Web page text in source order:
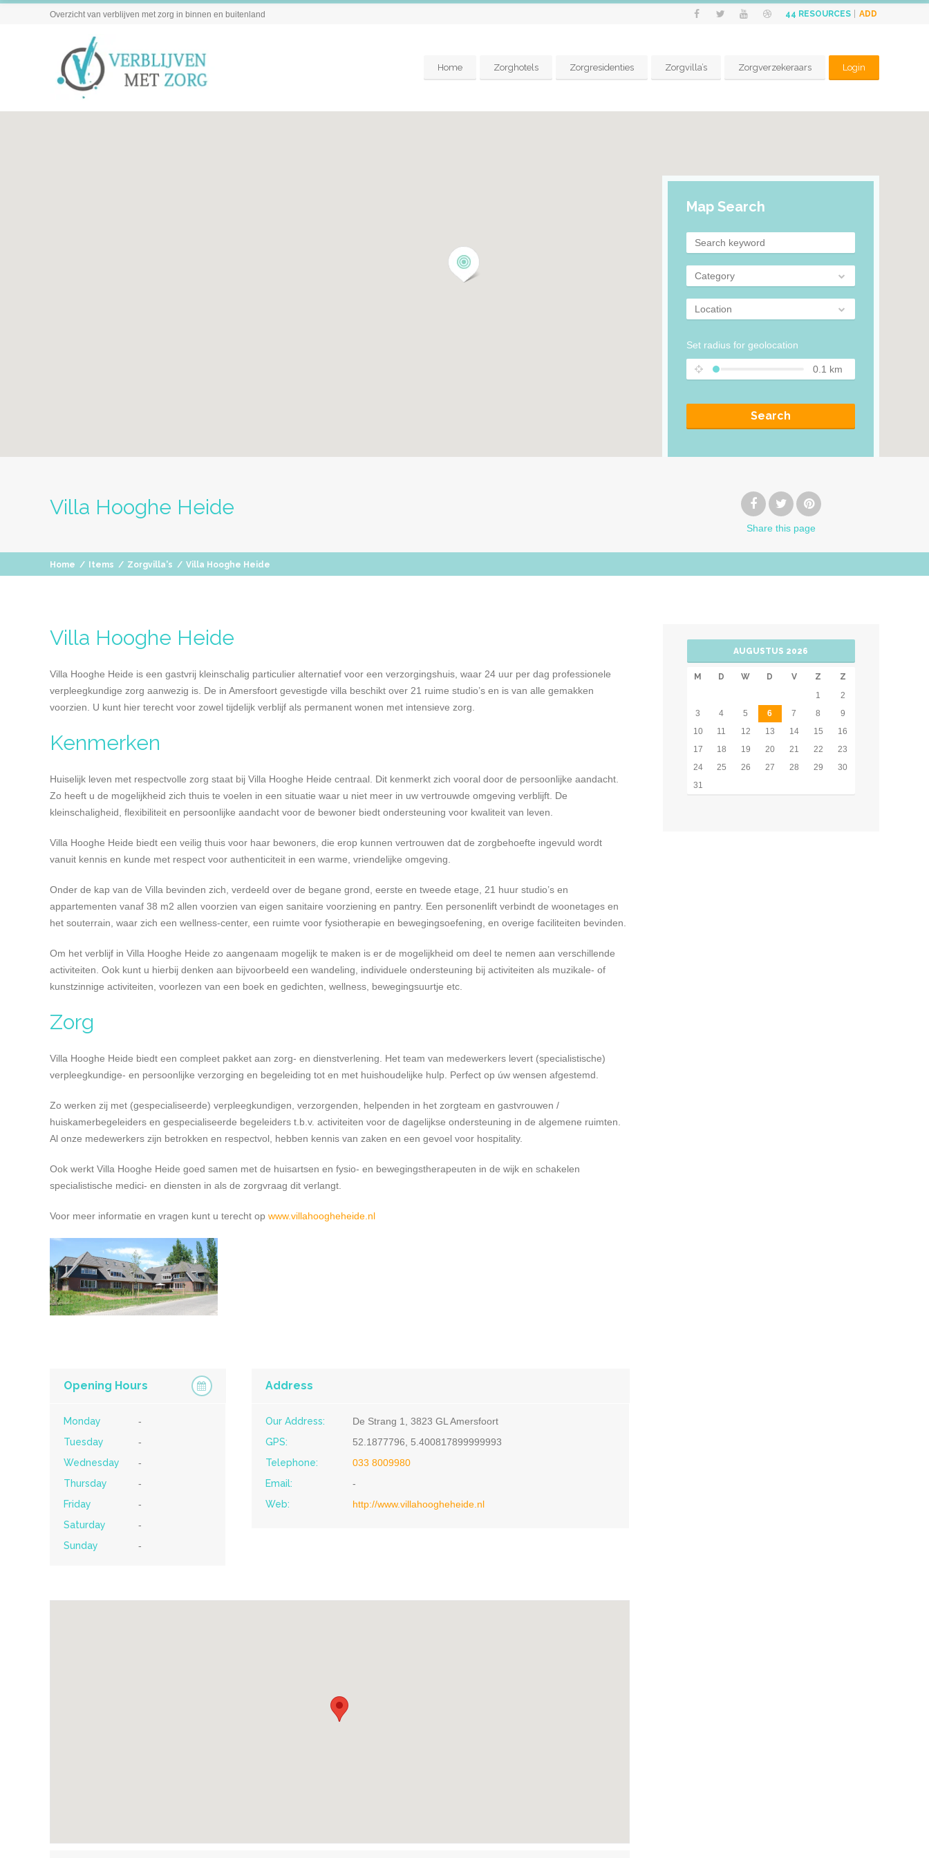
44 RESOURCES ADD
Overzicht van verblijven met zorg in binnen en buitenland
Home Zorghotels Zorgresidenties Zorgvilla’s Zorgverzekeraars Login
Map Search
Category
Location
Set radius for geolocation
0.1 km
Search
Villa Hooghe Heide
Share this page
Home / Items / Zorgvilla's / Villa Hooghe Heide
Villa Hooghe Heide
Villa Hooghe Heide is een gastvrij kleinschalig particulier alternatief voor een verzorgingshuis, waar 24 uur per dag professionele
verpleegkundige zorg aanwezig is. De in Amersfoort gevestigde villa beschikt over 21 ruime studio’s en is van alle gemakken
voorzien. U kunt hier terecht voor zowel tijdelijk verblijf als permanent wonen met intensieve zorg.
Kenmerken
Huiselijk leven met respectvolle zorg staat bij Villa Hooghe Heide centraal. Dit kenmerkt zich vooral door de persoonlijke aandacht.
Zo heeft u de mogelijkheid zich thuis te voelen in een situatie waar u niet meer in uw vertrouwde omgeving verblijft. De
kleinschaligheid, flexibiliteit en persoonlijke aandacht voor de bewoner biedt ondersteuning voor kwaliteit van leven.
Villa Hooghe Heide biedt een veilig thuis voor haar bewoners, die erop kunnen vertrouwen dat de zorgbehoefte ingevuld wordt
vanuit kennis en kunde met respect voor authenticiteit in een warme, vriendelijke omgeving.
Onder de kap van de Villa bevinden zich, verdeeld over de begane grond, eerste en tweede etage, 21 huur studio’s en
appartementen vanaf 38 m2 allen voorzien van eigen sanitaire voorziening en pantry. Een personenlift verbindt de woonetages en
het souterrain, waar zich een wellness-center, een ruimte voor fysiotherapie en bewegingsoefening, en overige faciliteiten bevinden.
Om het verblijf in Villa Hooghe Heide zo aangenaam mogelijk te maken is er de mogelijkheid om deel te nemen aan verschillende
activiteiten. Ook kunt u hierbij denken aan bijvoorbeeld een wandeling, individuele ondersteuning bij activiteiten als muzikale- of
kunstzinnige activiteiten, voorlezen van een boek en gedichten, wellness, bewegingsuurtje etc.
Zorg
Villa Hooghe Heide biedt een compleet pakket aan zorg- en dienstverlening. Het team van medewerkers levert (specialistische)
verpleegkundige- en persoonlijke verzorging en begeleiding tot en met huishoudelijke hulp. Perfect op úw wensen afgestemd.
Zo werken zij met (gespecialiseerde) verpleegkundigen, verzorgenden, helpenden in het zorgteam en gastvrouwen /
huiskamerbegeleiders en gespecialiseerde begeleiders t.b.v. activiteiten voor de dagelijkse ondersteuning in de algemene ruimten.
Al onze medewerkers zijn betrokken en respectvol, hebben kennis van zaken en een gevoel voor hospitality.
Ook werkt Villa Hooghe Heide goed samen met de huisartsen en fysio- en bewegingstherapeuten in de wijk en schakelen
specialistische medici- en diensten in als de zorgvraag dit verlangt.
Voor meer informatie en vragen kunt u terecht op www.villahoogheheide.nl
Opening Hours
Monday
-
Tuesday
-
Wednesday
-
Thursday
-
Friday
-
Saturday
-
Sunday
-
Address
Our Address:
De Strang 1, 3823 GL Amersfoort
GPS:
52.1877796, 5.400817899999993
Telephone:
033 8009980
Email:
-
Web:
http://www.villahoogheheide.nl
AUGUSTUS 2026
M D W D V Z
Z
1
2
3
4 5 6 7 8
9
10
11 12 13 14 15
16
17
18 19 20 21 22
23
24
25 26 27 28 29
30
31